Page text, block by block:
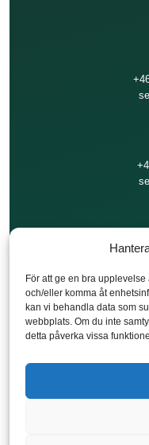
För att ge en bra
och/eller komma åt
kan vi behandla data som
webbplats. Om du inte
detta påverka vissa